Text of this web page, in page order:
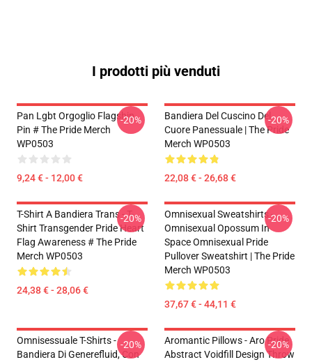
I prodotti più venduti
Pan Lgbt Orgoglio Flagship
Pin # The Pride Merch
WP0503
9,24 € - 12,00 €
-20%
Bandiera Del Cuscino Del
Cuore Panessuale | The Pride
Merch WP0503
22,08 € - 26,68 €
-20%
T-Shirt A Bandiera Trans - T-
Shirt Transgender Pride Heart
Flag Awareness # The Pride
Merch WP0503
24,38 € - 28,06 €
-20%
Omnisexual Sweatshirts -
Omnisexual Opossum In
Space Omnisexual Pride
Pullover Sweatshirt | The Pride
Merch WP0503
37,67 € - 44,11 €
-20%
Omnisessuale T-Shirts -
Bandiera Di Generefluid, Con
-20%
Aromantic Pillows - Aro Pride
Abstract Voidfill Design Throw
-20%